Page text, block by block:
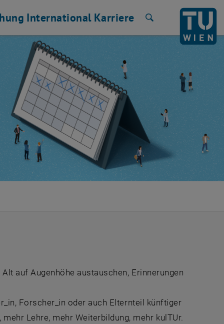
International Karriere
auf Augenhöhe austauschen, Erinnerungen
Forscher_in oder auch Elternteil künftiger
Lehre, mehr Weiterbildung, mehr kulTUr.